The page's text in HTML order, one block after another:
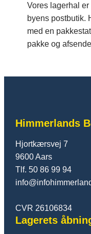
Vores lagerhal er
byens postbutik.
med en
pakke og
Himmerlands
Hjortkærsvej 7
9600 Aars
Tlf. 50 86 99 94
CVR 26106834
Lagerets